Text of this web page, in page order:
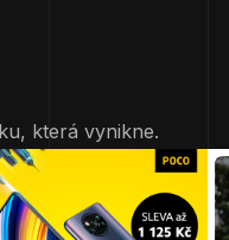
která vynikne.